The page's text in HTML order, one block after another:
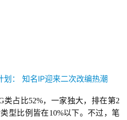
类占比52%，一家独大，排在第2
型比例皆在10%以下。不过，笔